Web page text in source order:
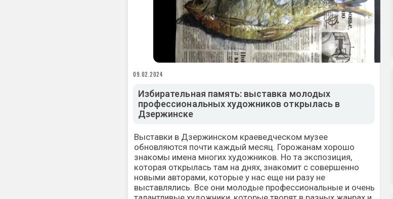
09.02.2024
Избирательная память: выставка молодых
профессиональных художников открылась в
Дзержинске
Выставки в Дзержинском краеведческом музее
обновляются почти каждый месяц. Горожанам хорошо
знакомы имена многих художников. Но та экспозиция,
которая открылась там на днях, знакомит с совершенно
новыми авторами, которые у нас еще ни разу не
выставлялись. Все они молодые профессиональные и очень